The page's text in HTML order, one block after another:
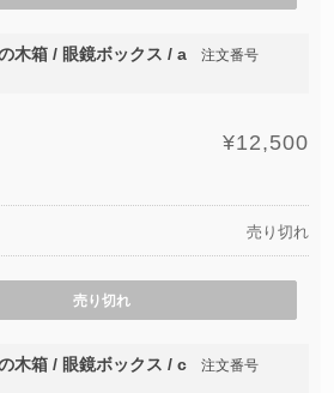
木箱 / 眼鏡ボックス / a
注文番号
¥12,500
売り切れ
売り切れ
木箱 / 眼鏡ボックス / c
注文番号